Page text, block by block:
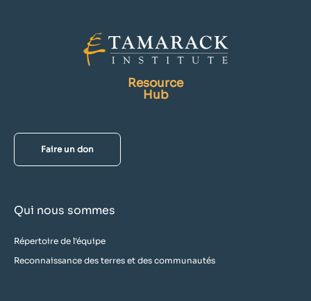
Resource
Hub
Faire un don
Qui nous sommes
Répertoire de l'équipe
Reconnaissance des terres et des communautés